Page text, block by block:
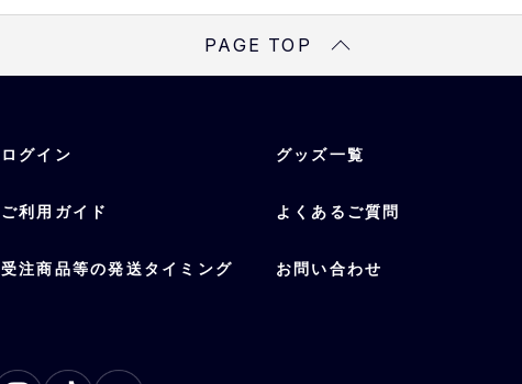
PAGE TOP
ログイン グッズ一覧
ご利用ガイド よくあるご質問
受注商品等の発送タイミング お問い合わせ